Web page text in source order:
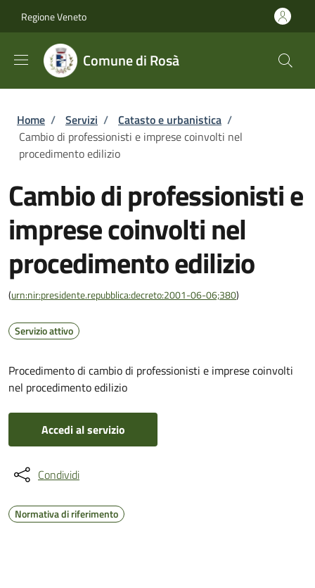
Regione Veneto
Comune di Rosà
Briciole di pane
Home / Servizi / Catasto e urbanistica /
Cambio di professionisti e imprese coinvolti nel
procedimento edilizio
Cambio di professionisti e
imprese coinvolti nel
procedimento edilizio
(urn:nir:presidente.repubblica:decreto:2001-06-06;380)
Servizio attivo
Procedimento di cambio di professionisti e imprese coinvolti
nel procedimento edilizio
Accedi al servizio
Condividi
Normativa di riferimento